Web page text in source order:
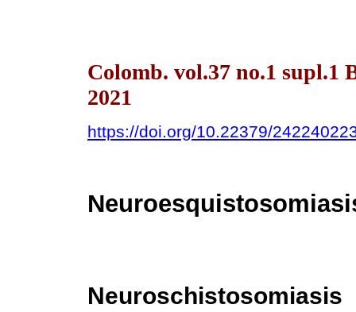
Colomb. vol.37 no.1 supl.1
2021
https://doi.org/10.22379/
Neuroschistosomiasis